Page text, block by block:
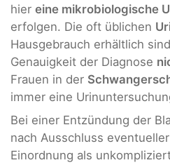
hier eine mikrobiologische
erfolgen. Die oft üblichen
Hausgebrauch erhältlich
Genauigkeit der Diagnose
Frauen in der
immer eine
Bei einer Entzündung der
nach Ausschluss
Einordnung als